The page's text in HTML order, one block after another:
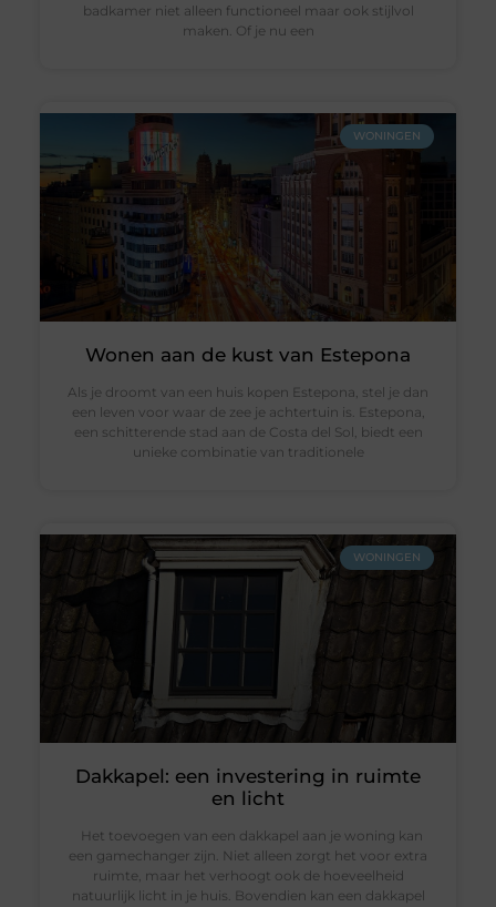
badkamer niet alleen functioneel maar ook stijlvol
maken. Of je nu een
WONINGEN
Wonen aan de kust van Estepona
Als je droomt van een huis kopen Estepona, stel je dan
een leven voor waar de zee je achtertuin is. Estepona,
een schitterende stad aan de Costa del Sol, biedt een
unieke combinatie van traditionele
WONINGEN
Dakkapel: een investering in ruimte
en licht
Het toevoegen van een dakkapel aan je woning kan
een gamechanger zijn. Niet alleen zorgt het voor extra
ruimte, maar het verhoogt ook de hoeveelheid
natuurlijk licht in je huis. Bovendien kan een dakkapel